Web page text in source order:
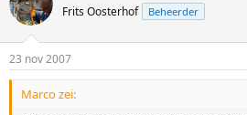
Frits Oosterhof Beheerder
23 nov 2007
Marco zei: